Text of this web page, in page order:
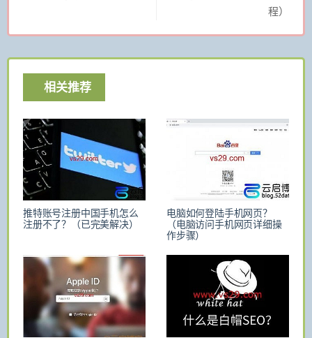
程）
相关推荐
推特账号注册中国手机怎么
注册不了？（已完美解决）
电脑如何登陆手机网页？
（电脑访问手机网页详细操
作步骤）